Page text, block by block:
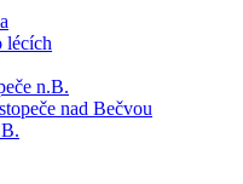
lécích
n.B.
nad Bečvou